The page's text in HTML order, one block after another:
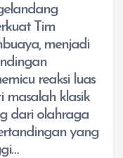
Tim
menjadi
reaksi luas
masalah klasik
dari olahraga
yang